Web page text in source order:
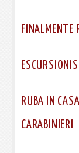
FINALMENTE
RUBA IN
CARABINIERI